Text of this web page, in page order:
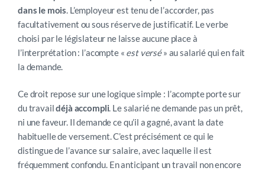
dans le mois . L’employeur est tenu de l’accorder, pas
facultativement ou sous réserve de justificatif. Le verbe
choisi par le législateur ne laisse aucune place à
l’interprétation : l’acompte « est versé» au salarié qui en fait
la demande.
Ce droit repose sur une logique simple : l’acompte porte sur
du travaildéjà accompli. Le salarié ne demande pas un prêt,
ni une faveur. Il demande ce qu’il a gagné, avant la date
habituelle de versement. C’est précisément ce qui le
distingue de l’avance sur salaire, avec laquelle il est
fréquemment confondu. En anticipant un travail non encore